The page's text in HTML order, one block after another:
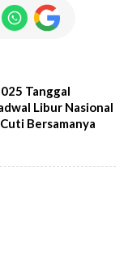
Tanggal
Libur Nasional
Bersamanya